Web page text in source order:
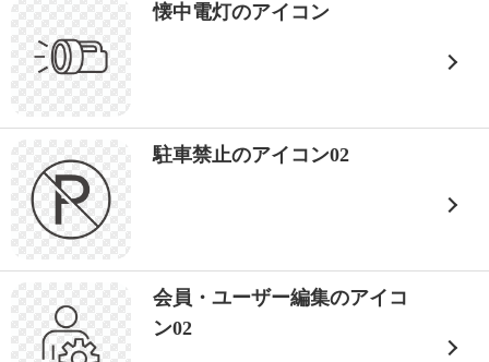
懐中電灯のアイコン
駐車禁止のアイコン02
会員・ユーザー編集のアイコ
ン02